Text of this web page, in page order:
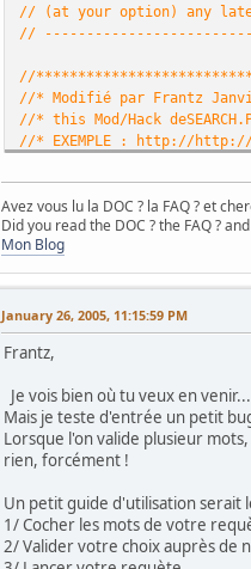
// (at your option) any
//
//
//* Modifié par Frantz
//* this Mod/Hack
//* EXEMPLE : http://
//* Si vous rencontrez un
//* n'hÃ(c)sitez pas Ã visiter
//* http://coppermine-
//* MERCI *//
//
define( 'IN_COPPERMINE'
define('SEARCH_PHP',true);
pageheader($lang_search_php
starttable("500"
error_reporting(E_ALL^
?>
Avez vous lu la DOC ? la FAQ ? et
Did you read the DOC ? the FAQ ?
Mon Blog
January 26, 2005, 11:15:59 PM
Frantz,
Je vois bien où tu veux en
Mais je teste d'entrée un petit
Lorsque l'on valide plusieur
rien, forcément !
Un petit guide d'utilisation serait
1/ Cocher les mots de votre
2/ Valider votre choix auprès